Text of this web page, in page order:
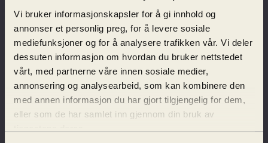
Vi bruker informasjonskapsler for å gi innhold og
annonser et personlig preg, for å levere sosiale
mediefunksjoner og for å analysere trafikken vår. Vi deler
dessuten informasjon om hvordan du bruker nettstedet
vårt, med partnerne våre innen sosiale medier,
annonsering og analysearbeid, som kan kombinere den
med annen informasjon du har gjort tilgjengelig for dem,
eller som de har samlet inn gjennom din bruk av
dialog.
Wild Horse Nine er en perle av en film
som vi virkelig anbefaler deg å se på
det store lerretet!